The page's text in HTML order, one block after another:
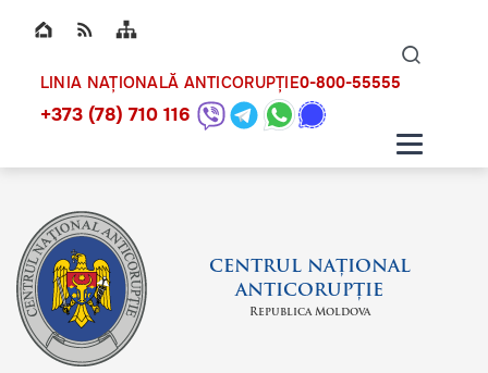
Top bar navigation
LINIA NAȚIONALĂ ANTICORUPȚIE0-800-55555
+373 (78) 710 116
CENTRUL NAȚIONAL
ANTICORUPȚIE
Republica Moldova